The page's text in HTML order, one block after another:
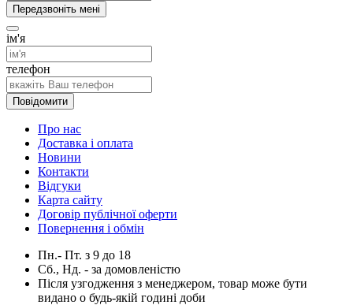
Передзвоніть мені
ім'я
телефон
Повідомити
Про нас
Доставка і оплата
Новини
Контакти
Відгуки
Карта сайту
Договір публічної оферти
Повернення і обмін
Пн.- Пт. з 9 до 18
Сб., Нд. - за домовленістю
Після узгодження з менеджером, товар може бути
видано о будь-якій годині доби